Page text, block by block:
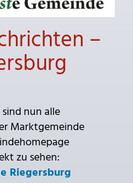
–
nun alle
Marktgemeinde
zu sehen:
Riegersburg